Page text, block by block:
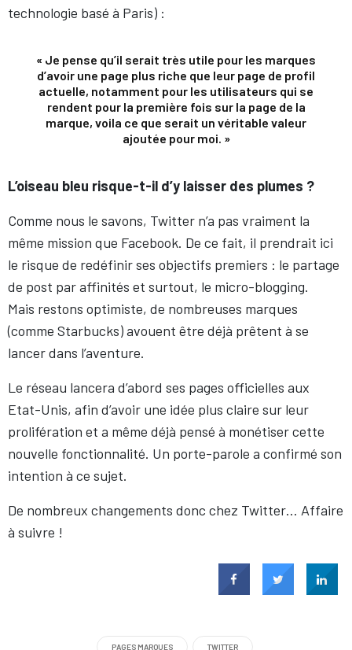
technologie basé à Paris) :
« Je pense qu’il serait très utile pour les marques
d’avoir une page plus riche que leur page de profil
actuelle, notamment pour les utilisateurs qui se
rendent pour la première fois sur la page de la
marque, voila ce que serait un véritable valeur
ajoutée pour moi. »
L’oiseau bleu risque-t-il d’y laisser des plumes ?
Comme nous le savons, Twitter n’a pas vraiment la
même mission que Facebook. De ce fait, il prendrait ici
le risque de redéfinir ses objectifs premiers : le partage
de post par affinités et surtout, le micro-blogging.
Mais restons optimiste, de nombreuses marques
(comme Starbucks) avouent être déjà prêtent à se
lancer dans l’aventure.
Le réseau lancera d’abord ses pages officielles aux
Etat-Unis, afin d’avoir une idée plus claire sur leur
prolifération et a même déjà pensé à monétiser cette
nouvelle fonctionnalité. Un porte-parole a confirmé son
intention à ce sujet.
De nombreux changements donc chez Twitter… Affaire
à suivre !
PAGES MARQUES TWITTER